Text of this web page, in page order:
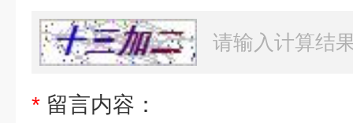
* 留言内容：